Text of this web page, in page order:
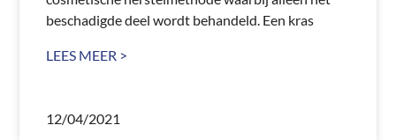
beschadigde deel wordt behandeld. Een kras
LEES MEER >
12/04/2021